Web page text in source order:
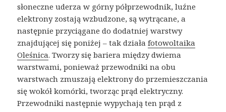
słoneczne uderza w górny półprzewodnik, luźne
elektrony zostają wzbudzone, są wytrącane, a
następnie przyciągane do dodatniej warstwy
znajdującej się poniżej – tak działafotowoltaika
Oleśnica. Tworzy się bariera między dwiema
warstwami, ponieważ przewodniki na obu
warstwach zmuszają elektrony do przemieszczania
się wokół komórki, tworząc prąd elektryczny.
Przewodniki następnie wypychają ten prąd z